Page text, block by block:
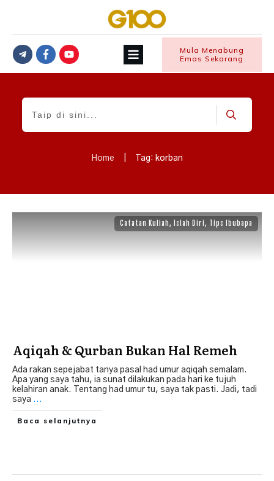
Mula Menabung
Emas Sekarang
Home Tag: korban
Catatan Kuliah, Islah Diri, Tips Ibubapa
Aqiqah & Qurban Bukan Hal Remeh
Ada rakan sepejabat tanya pasal had umur aqiqah semalam.
Apa yang saya tahu, ia sunat dilakukan pada hari ke tujuh
kelahiran anak. Tentang had umur tu, saya tak pasti. Jadi, tadi
saya ...
Baca selanjutnya